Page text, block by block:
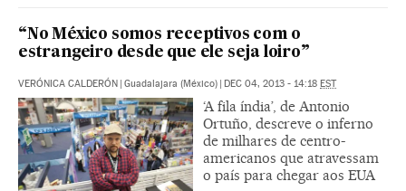
“No México somos receptivos com o
estrangeiro desde que ele seja loiro”
VERÓNICA CALDERÓN | Guadalajara (México) | DEC 04, 2013 - 14:18 EST
‘A fila índia’, de Antonio
Ortuño, descreve o inferno
de milhares de centro-
americanos que atravessam
o país para chegar aos EUA